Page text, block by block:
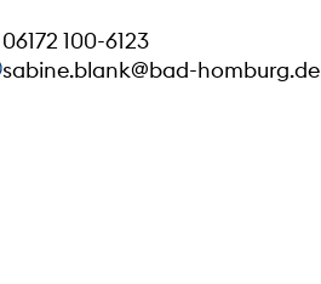
06172 100-6123
sabine.blank@bad-homburg.de